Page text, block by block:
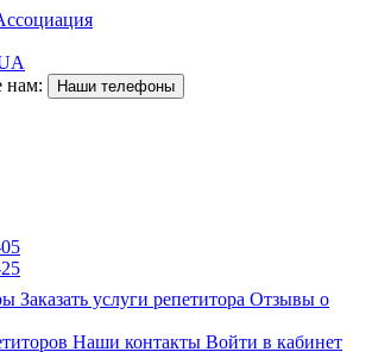
нам:
Наши телефоны
Заказать услуги репетитора Отзывы о
Наши контакты Войти в кабинет